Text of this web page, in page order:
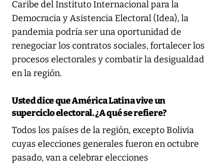
Caribe del Instituto Internacional para la
Democracia y Asistencia Electoral (Idea), la
pandemia podría ser una oportunidad de
renegociar los contratos sociales, fortalecer los
procesos electorales y combatir la desigualdad
en la región.
Usted dice que América Latina vive un
superciclo electoral. ¿A qué se refiere?
Todos los países de la región, excepto Bolivia
cuyas elecciones generales fueron en octubre
pasado, van a celebrar elecciones